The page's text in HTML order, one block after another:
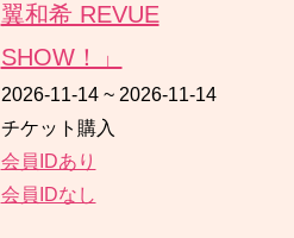
翼和希 REVUE
SHOW！」
2026-11-14 ~ 2026-11-14
チケット購入
会員IDあり
会員IDなし